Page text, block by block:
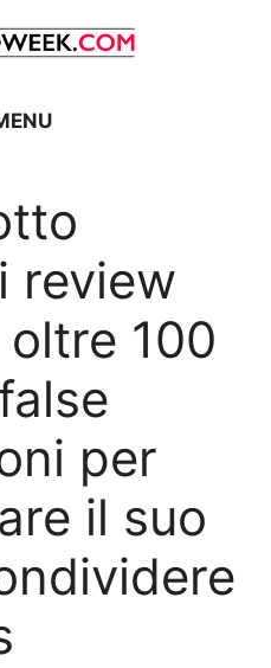
review
100
per
il suo